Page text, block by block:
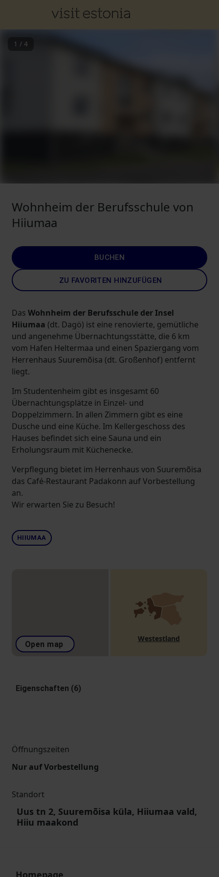
1 / 4
Wohnheim der Berufsschule von
Hiiumaa
BUCHEN
ZU FAVORITEN HINZUFÜGEN
Das Wohnheim der Berufsschule der Insel
Hiiumaa (dt. Dagö) ist eine renovierte, gemütliche
und angenehme Übernachtungsstätte, die 6 km
vom Hafen Heltermaa und einen Spaziergang vom
Herrenhaus Suuremõisa (dt. Großenhof) entfernt
liegt.
Im Studentenheim gibt es insgesamt 60
Übernachtungsplätze in Einzel- und
Doppelzimmern. In allen Zimmern gibt es eine
Dusche und eine Küche. Im Kellergeschoss des
Hauses befindet sich eine Sauna und ein
Erholungsraum mit Küchenecke.
Verpflegung bietet im Herrenhaus von Suuremõisa
das Café-Restaurant Padakonn auf Vorbestellung
an.
Wir erwarten Sie zu Besuch!
HIIUMAA
Open map
Westestland
Eigenschaften (6)
Öffnungszeiten
Nur auf Vorbestellung
Standort
Uus tn 2, Suuremõisa küla, Hiiumaa vald,
Hiiu maakond
Homepage